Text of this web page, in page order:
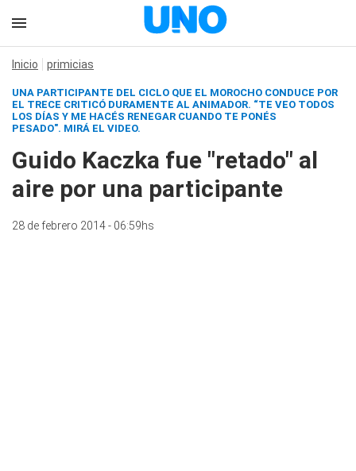
Inicio primicias
UNA PARTICIPANTE DEL CICLO QUE EL MOROCHO CONDUCE POR
EL TRECE CRITICÓ DURAMENTE AL ANIMADOR. “TE VEO TODOS
LOS DÍAS Y ME HACÉS RENEGAR CUANDO TE PONÉS
PESADO". MIRÁ EL VIDEO.
Guido Kaczka fue "retado" al
aire por una participante
28 de febrero 2014 - 06:59hs